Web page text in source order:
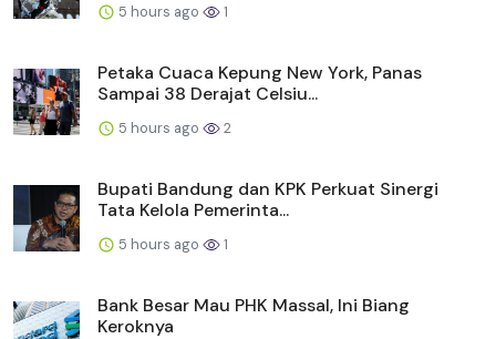
5 hours ago 1
Petaka Cuaca Kepung New York, Panas
Sampai 38 Derajat Celsiu...
5 hours ago 2
Bupati Bandung dan KPK Perkuat Sinergi
Tata Kelola Pemerinta...
5 hours ago 1
Bank Besar Mau PHK Massal, Ini Biang
Keroknya